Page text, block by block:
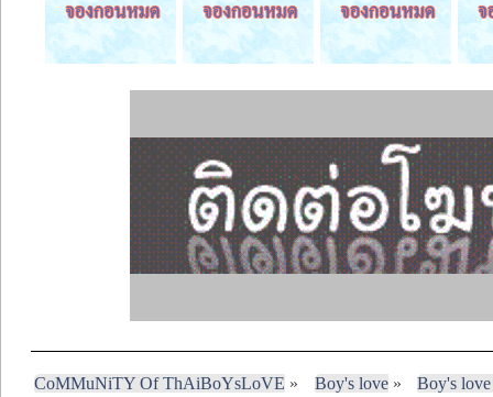
CoMMuNiTY Of ThAiBoYsLoVE » Boy's love»
Boy's